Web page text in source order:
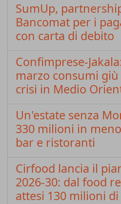
SumUp,
Bancomat per i
con carta di debito
Confimprese-
marzo consumi
crisi in Medio
Un'estate senza
330 milioni in
bar e ristoranti
Cirfood lancia il
2026-30: dal food
attesi 130 milioni